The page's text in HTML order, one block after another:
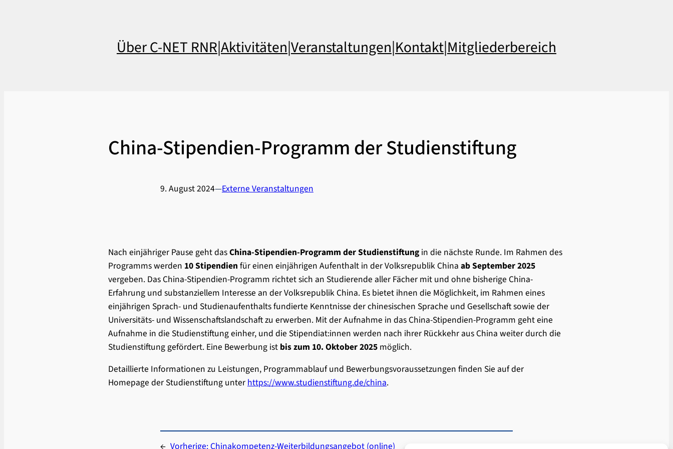
Über C-NET RNR|Aktivitäten|Veranstaltungen|Kontakt|Mitgliederbereich
China-Stipendien-Programm der Studienstiftung
9. August 2024—Externe Veranstaltungen
Nach einjähriger Pause geht dasChina-Stipendien-Programm der Studienstiftung in die nächste Runde. Im Rahmen des
Programms werden 10 Stipendien für einen einjährigen Aufenthalt in der Volksrepublik China ab September 2025
vergeben. Das China-Stipendien-Programm richtet sich an Studierende aller Fächer mit und ohne bisherige China-
Erfahrung und substanziellem Interesse an der Volksrepublik China. Es bietet ihnen die Möglichkeit, im Rahmen eines
einjährigen Sprach- und Studienaufenthalts fundierte Kenntnisse der chinesischen Sprache und Gesellschaft sowie der
Universitäts- und Wissenschaftslandschaft zu erwerben. Mit der Aufnahme in das China-Stipendien-Programm geht eine
Aufnahme in die Studienstiftung einher, und die Stipendiat:innen werden nach ihrer Rückkehr aus China weiter durch die
Studienstiftung gefördert. Eine Bewerbung ist bis zum 10. Oktober 2025 möglich.
Detaillierte Informationen zu Leistungen, Programmablauf und Bewerbungsvoraussetzungen finden Sie auf der
Homepage der Studienstiftung unterhttps://www.studienstiftung.de/china.
← Vorherige: Chinakompetenz-Weiterbildungsangebot (online)